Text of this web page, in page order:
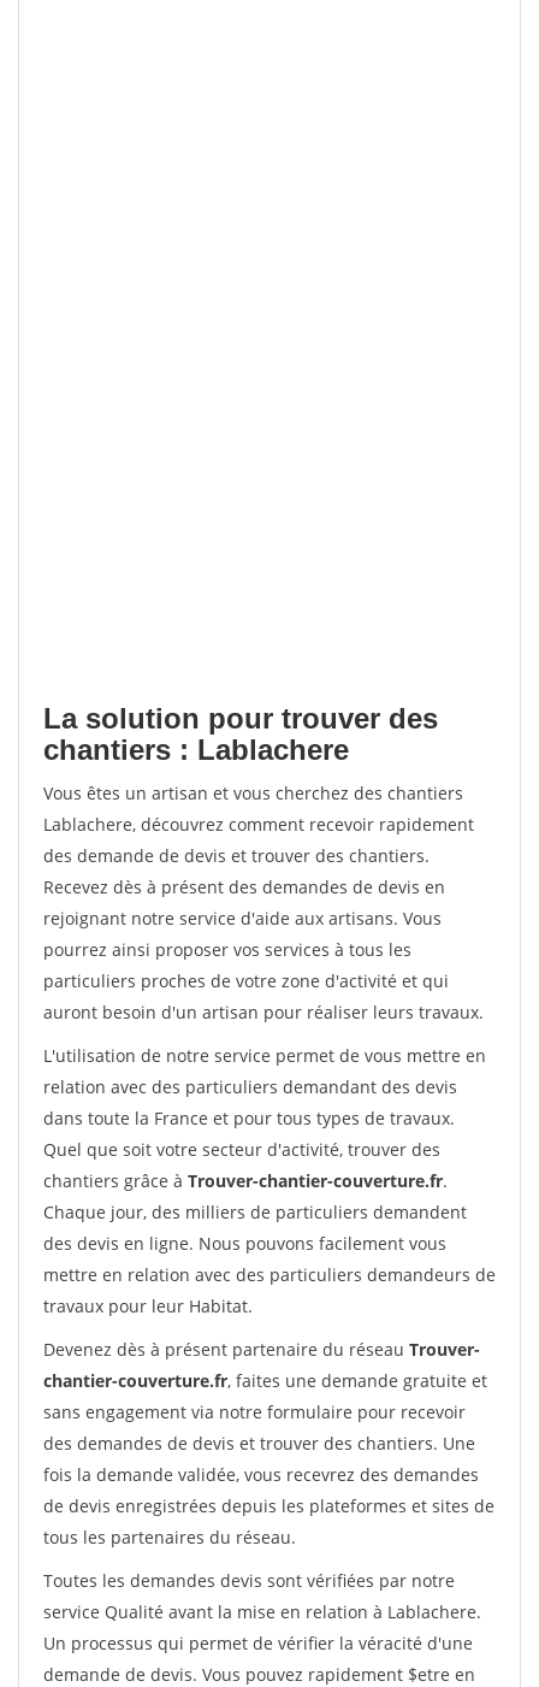
La solution pour trouver des
chantiers : Lablachere
Vous êtes un artisan et vous cherchez des chantiers
Lablachere, découvrez comment recevoir rapidement
des demande de devis et trouver des chantiers.
Recevez dès à présent des demandes de devis en
rejoignant notre service d'aide aux artisans. Vous
pourrez ainsi proposer vos services à tous les
particuliers proches de votre zone d'activité et qui
auront besoin d'un artisan pour réaliser leurs travaux.
L'utilisation de notre service permet de vous mettre en
relation avec des particuliers demandant des devis
dans toute la France et pour tous types de travaux.
Quel que soit votre secteur d'activité, trouver des
chantiers grâce à Trouver-chantier-couverture.fr.
Chaque jour, des milliers de particuliers demandent
des devis en ligne. Nous pouvons facilement vous
mettre en relation avec des particuliers demandeurs de
travaux pour leur Habitat.
Devenez dès à présent partenaire du réseau Trouver-
chantier-couverture.fr, faites une demande gratuite et
sans engagement via notre formulaire pour recevoir
des demandes de devis et trouver des chantiers. Une
fois la demande validée, vous recevrez des demandes
de devis enregistrées depuis les plateformes et sites de
tous les partenaires du réseau.
Toutes les demandes devis sont vérifiées par notre
service Qualité avant la mise en relation à Lablachere.
Un processus qui permet de vérifier la véracité d'une
demande de devis. Vous pouvez rapidement $etre en